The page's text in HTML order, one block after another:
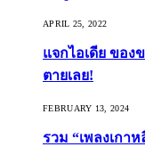
APRIL 25, 2022
แจกไอเดีย ของ
ตายเลย!
FEBRUARY 13, 2024
รวม “เพลงเกา